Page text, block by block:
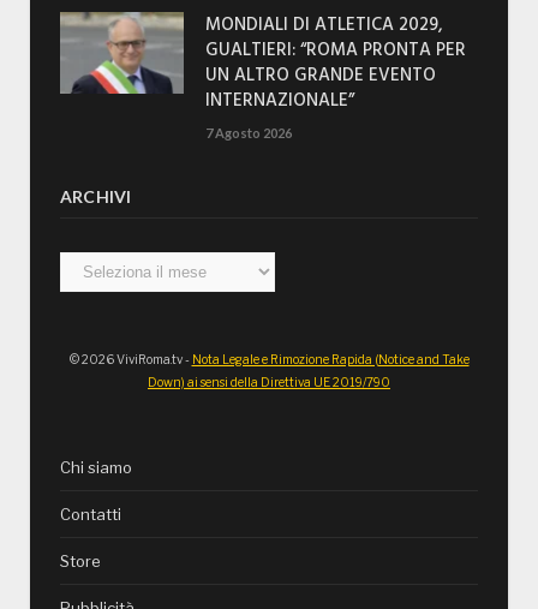
MONDIALI DI ATLETICA 2029,
GUALTIERI: “ROMA PRONTA PER
UN ALTRO GRANDE EVENTO
INTERNAZIONALE”
7 Agosto 2026
ARCHIVI
Archivi
© 2026 ViviRoma.tv - Nota Legale e Rimozione Rapida (Notice and Take
Down) ai sensi della Direttiva UE 2019/790
Chi siamo
Contatti
Store